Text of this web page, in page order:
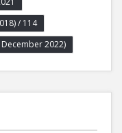
/ 114
2022)